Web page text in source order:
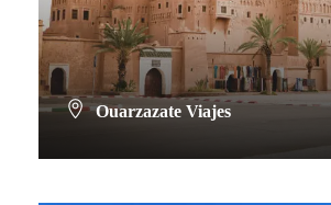
Ouarzazate Viajes